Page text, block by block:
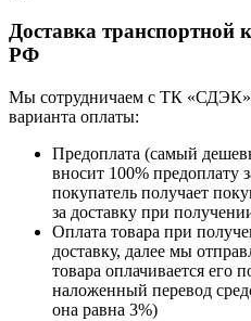
Доставка транспортной
РФ
Мы сотрудничаем с ТК «СДЭК»
варианта оплаты:
Предоплата (самый
вносит 100% предоплату
покупатель получает
за доставку при
Оплата товара при
доставку, далее мы
товара оплачивается его
наложенный перевод
она равна 3%)